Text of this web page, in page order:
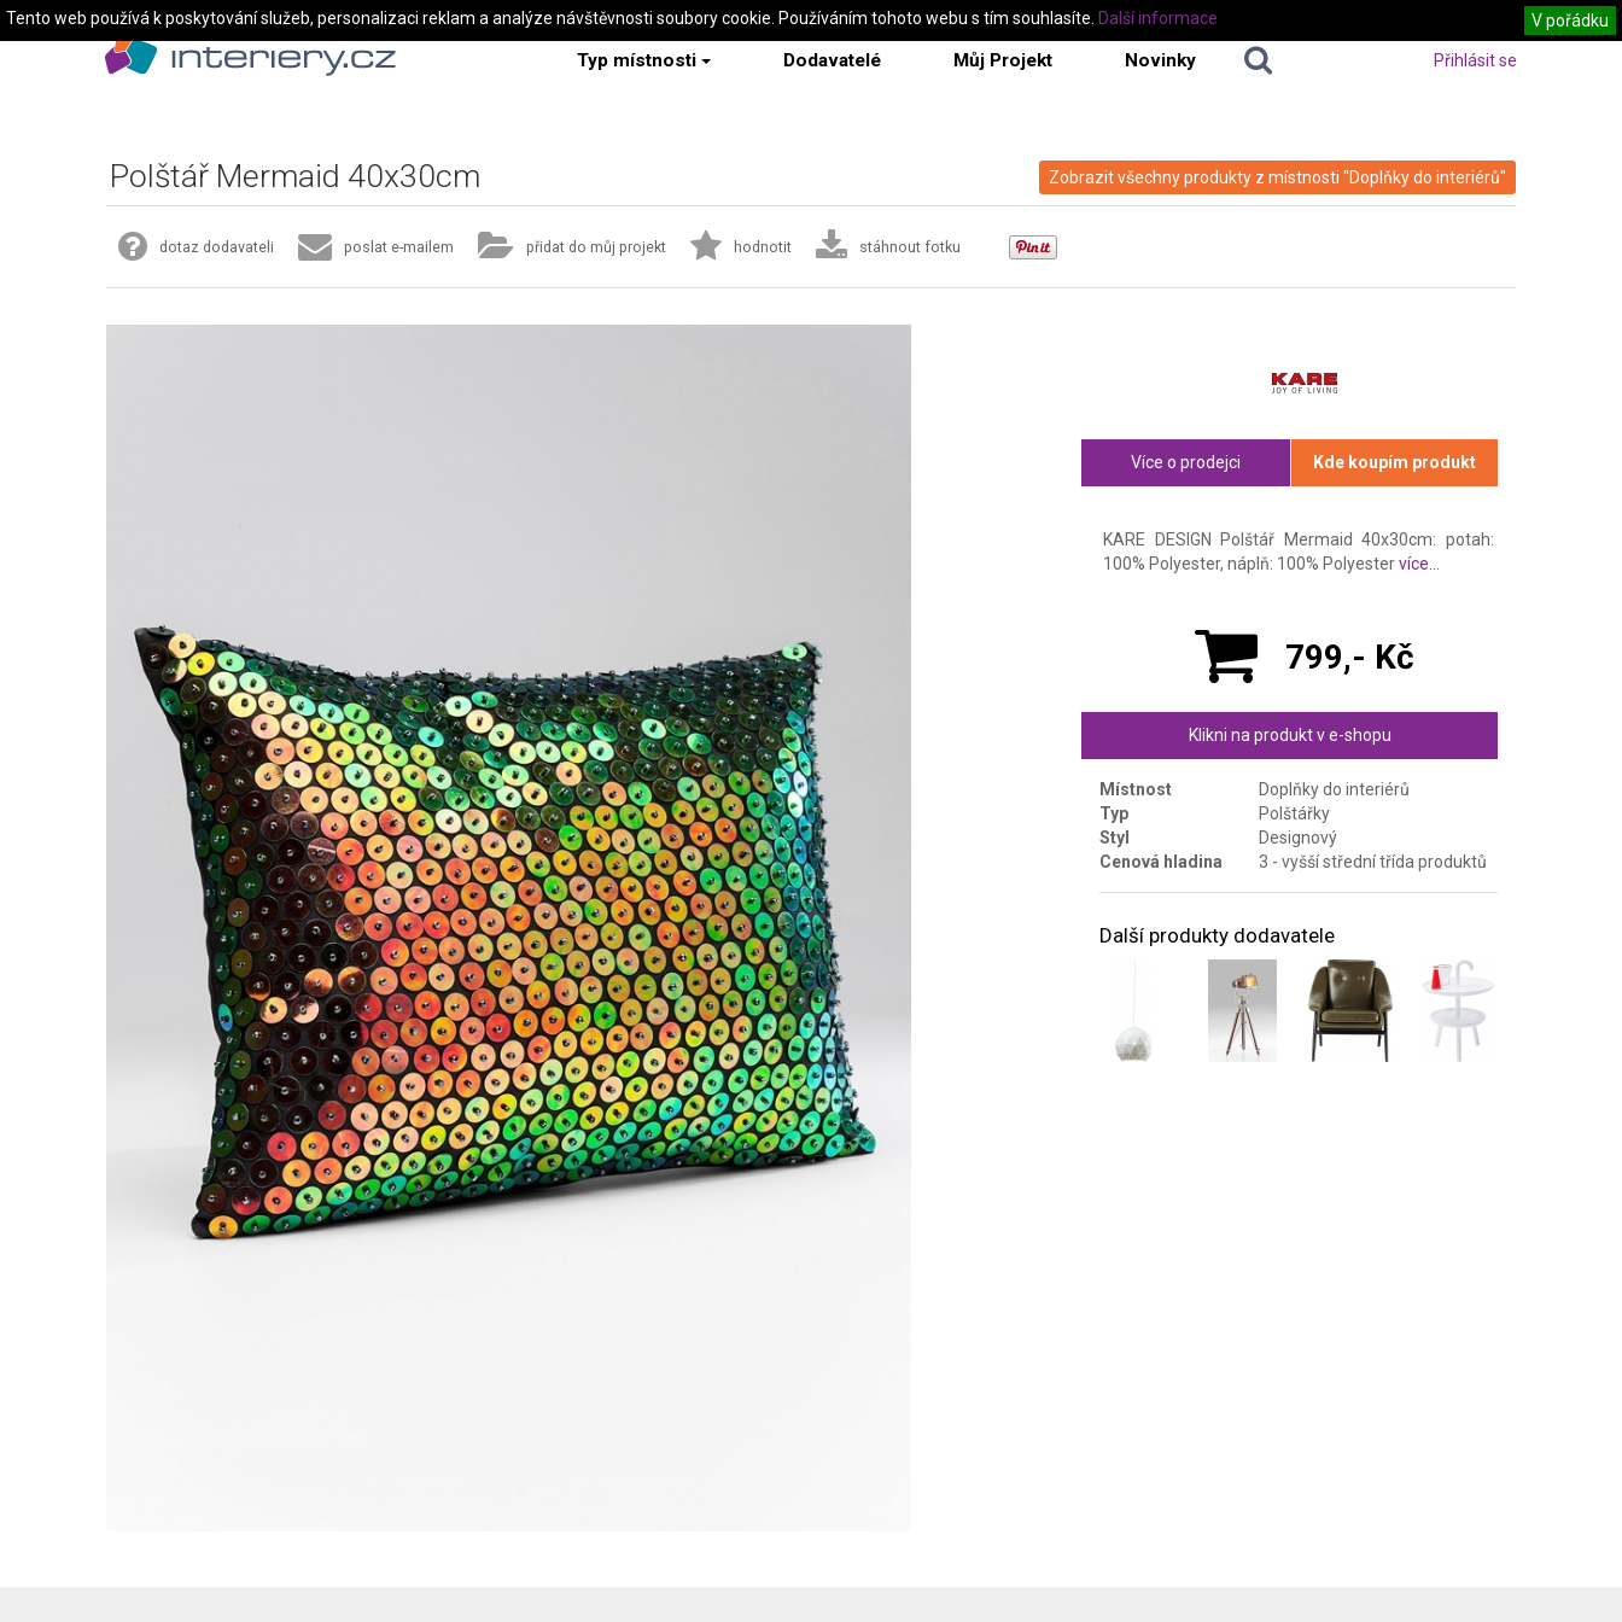
Typ místnosti Dodavatelé Můj Projekt Novinky Přihlásit se
Zobrazit všechny produkty z místnosti "Doplňky do interiérů"
Polštář Mermaid 40x30cm
dotaz dodavateli poslat e-mailem přidat do můj projekt hodnotit stáhnout fotku
Více o prodejci Kde koupím produkt
KARE DESIGN Polštář Mermaid 40x30cm: potah:
100% Polyester, náplň: 100% Polyestervíce...
799,- Kč
Klikni na produkt v e-shopu
Místnost
Doplňky do interiérů
Typ
Polštářky
Styl
Designový
Cenová hladina
3 - vyšší střední třída produktů
Další produkty dodavatele
Tento web používá k poskytování služeb, personalizaci reklam a analýze návštěvnosti soubory cookie. Používáním tohoto webu s tím souhlasíte. V pořádku
Další informace